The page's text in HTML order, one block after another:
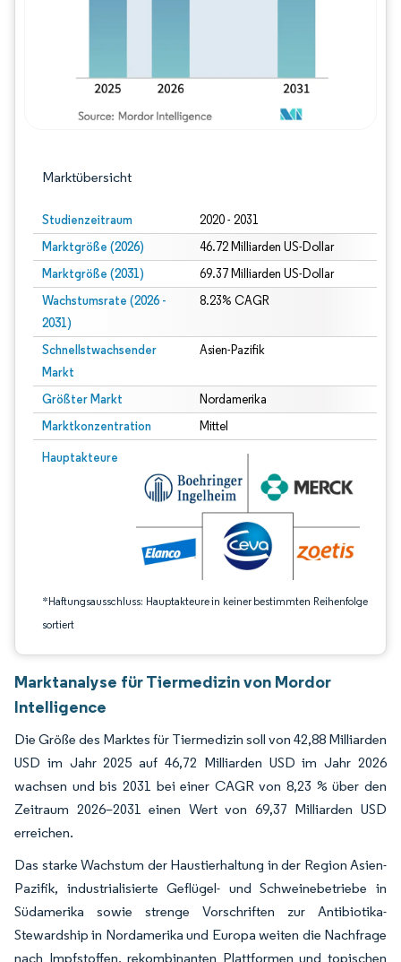
Marktübersicht
Studienzeitraum 2020 - 2031
Marktgröße (2026) 46.72 Milliarden US-Dollar
Marktgröße (2031) 69.37 Milliarden US-Dollar
Wachstumsrate (2026 -
2031)
8.23% CAGR
Schnellstwachsender
Markt
Asien-Pazifik
Größter Markt Nordamerika
Marktkonzentration Mittel
Hauptakteure
*Haftungsausschluss: Hauptakteure in keiner bestimmten Reihenfolge
sortiert
Bild © Mordor Intelligence. Wiederverwendung erfordert Namensnennung
Marktanalyse für Tiermedizin von Mordor
Intelligence
Die Größe des Marktes für Tiermedizin soll von 42,88 Milliarden
USD im Jahr 2025 auf 46,72 Milliarden USD im Jahr 2026
wachsen und bis 2031 bei einer CAGR von 8,23 % über den
Zeitraum 2026–2031 einen Wert von 69,37 Milliarden USD
erreichen.
Das starke Wachstum der Haustierhaltung in der Region Asien-
Pazifik, industrialisierte Geflügel- und Schweinebetriebe in
Südamerika sowie strenge Vorschriften zur Antibiotika-
Stewardship in Nordamerika und Europa weiten die Nachfrage
nach Impfstoffen, rekombinanten Plattformen und topischen